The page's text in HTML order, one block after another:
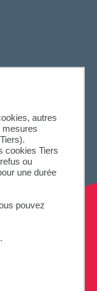
autres
mesures
cookies Tiers
ou
une durée
pouvez